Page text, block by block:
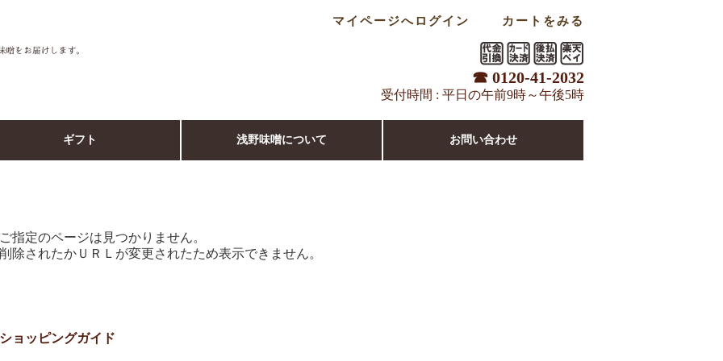
マイページへログイン カートをみる
☎ 0120-41-2032
受付時間 : 平日の午前9時～午後5時
ギフト 浅野味噌について お問い合わせ
ご指定のページは見つかりません。
削除されたかＵＲＬが変更されたため表示できません。
ショッピングガイド